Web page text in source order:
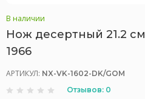
В наличии
Нож десертный 21.2
1966
АРТИКУЛ: NX-VK-1602-DK/GOM
Отзывов: 0